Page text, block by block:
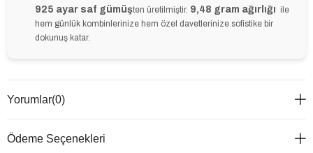
925 ayar saf gümüşten üretilmiştir. 9,48 gram ağırlığı ile
hem günlük kombinlerinize hem özel davetlerinize sofistike bir
dokunuş katar.
Yorumlar(0)
Ödeme Seçenekleri